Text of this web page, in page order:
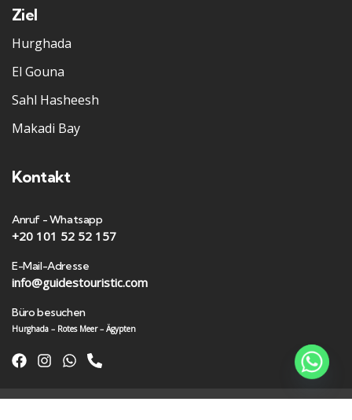
Ziel
Hurghada
El Gouna
Sahl Hasheesh
Makadi Bay
Kontakt
Anruf - Whatsapp
+20 101 52 52 157
E-Mail-Adresse
info@guidestouristic.com
Büro besuchen
Hurghada – Rotes Meer – Ägypten